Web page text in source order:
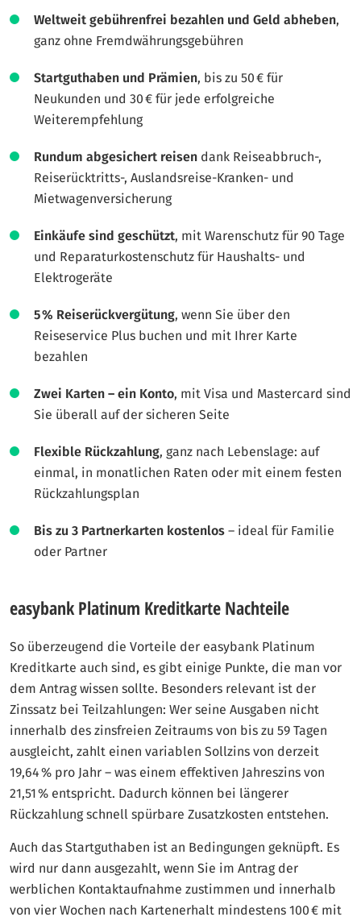
Weltweit gebührenfrei bezahlen und Geld abheben,
ganz ohne Fremdwährungsgebühren
Startguthaben und Prämien, bis zu 50 € für
Neukunden und 30 € für jede erfolgreiche
Weiterempfehlung
Rundum abgesichert reisen dank Reiseabbruch-,
Reiserücktritts-, Auslandsreise-Kranken- und
Mietwagenversicherung
Einkäufe sind geschützt, mit Warenschutz für 90 Tage
und Reparaturkostenschutz für Haushalts- und
Elektrogeräte
5 % Reiserückvergütung, wenn Sie über den
Reiseservice Plus buchen und mit Ihrer Karte
bezahlen
Zwei Karten – ein Konto, mit Visa und Mastercard sind
Sie überall auf der sicheren Seite
Flexible Rückzahlung, ganz nach Lebenslage: auf
einmal, in monatlichen Raten oder mit einem festen
Rückzahlungsplan
Bis zu 3 Partnerkarten kostenlos – ideal für Familie
oder Partner
easybank Platinum Kreditkarte Nachteile
So überzeugend die Vorteile der easybank Platinum
Kreditkarte auch sind, es gibt einige Punkte, die man vor
dem Antrag wissen sollte. Besonders relevant ist der
Zinssatz bei Teilzahlungen: Wer seine Ausgaben nicht
innerhalb des zinsfreien Zeitraums von bis zu 59 Tagen
ausgleicht, zahlt einen variablen Sollzins von derzeit
19,64 % pro Jahr – was einem effektiven Jahreszins von
21,51 % entspricht. Dadurch können bei längerer
Rückzahlung schnell spürbare Zusatzkosten entstehen.
Auch das Startguthaben ist an Bedingungen geknüpft. Es
wird nur dann ausgezahlt, wenn Sie im Antrag der
werblichen Kontaktaufnahme zustimmen und innerhalb
von vier Wochen nach Kartenerhalt mindestens 100 € mit